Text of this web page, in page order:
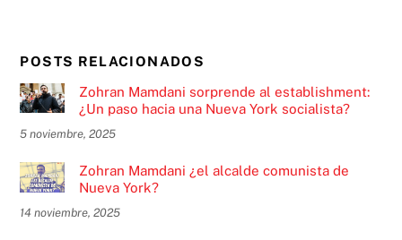
POSTS RELACIONADOS
Zohran Mamdani sorprende al establishment:
¿Un paso hacia una Nueva York socialista?
5 noviembre, 2025
Zohran Mamdani ¿el alcalde comunista de
Nueva York?
14 noviembre, 2025